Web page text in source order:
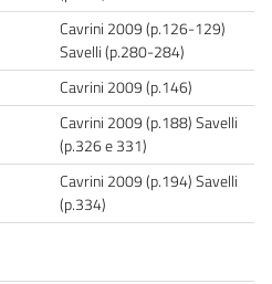
Cavrini 2009 (p.126-129)
Savelli (p.280-284)
Cavrini 2009 (p.146)
Cavrini 2009 (p.188) Savelli
(p.326 e 331)
Cavrini 2009 (p.194) Savelli
(p.334)